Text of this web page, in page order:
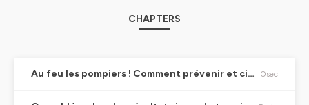
CHAPTERS
Au feu les pompiers ! Comment prévenir et circonscrire un feu de moisson ? 0sec